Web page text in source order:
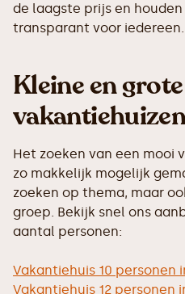
de laagste prijs en
transparant voor iedereen.
Kleine en grote
Het zoeken van een mooi
zo makkelijk mogelijk
zoeken op thema, maar
groep. Bekijk snel ons
aantal personen:
Vakantiehuis 10 personen
Vakantiehuis 12 personen